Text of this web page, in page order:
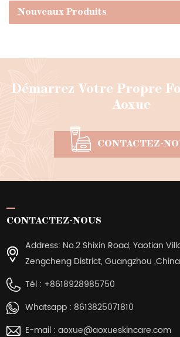
Nouveaux Produits
Démarrez Votre Propre
Aoxue
CONTACTEZ-
CONTACTEZ-NOUS
Address: No.2 Shixin Road, Yaotian
Zengcheng District, Guangzhou ,China
Tél : +8618928985750
Whatsapp : 8613825071810
E-mail : aoxue@aoxueskincare.com